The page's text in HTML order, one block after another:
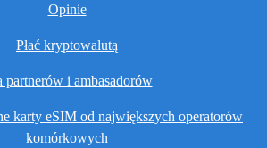
Opinie
Płać kryptowalutą
partnerów i ambasadorów
karty eSIM od największych operatorów
komórkowych